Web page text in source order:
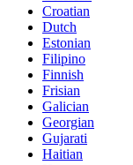
Croatian
Dutch
Estonian
Filipino
Finnish
Frisian
Galician
Georgian
Gujarati
Haitian